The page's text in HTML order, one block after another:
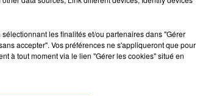
15 min 19 sec
les finalités et/ou partenaires dans "Gérer
accepter". Vos préférences ne s'appliqueront que pour
à tout moment via le lien "Gérer les cookies" situé en